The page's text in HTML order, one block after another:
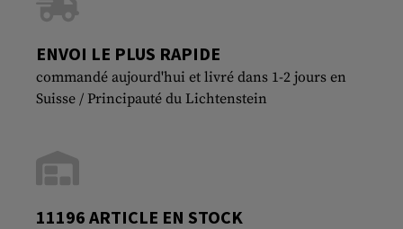
ENVOI LE PLUS RAPIDE
commandé aujourd'hui et livré dans 1-2 jours en
Suisse / Principauté du Lichtenstein
11196 ARTICLE EN STOCK